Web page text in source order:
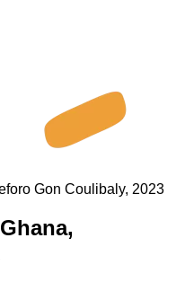
Gon Coulibaly, 2023